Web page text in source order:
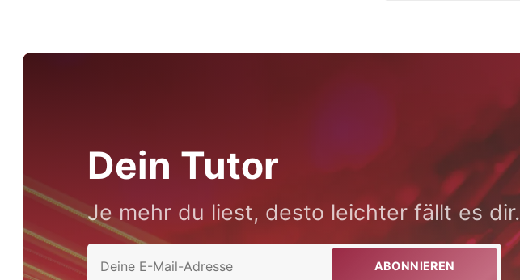
Dein Tutor
Je mehr du liest, desto leichter fällt es dir.
ABONNIEREN